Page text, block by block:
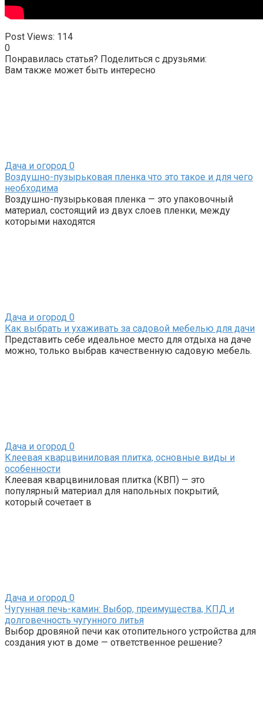
Post Views: 114
0
Понравилась статья? Поделиться с друзьями:
Вам также может быть интересно
Дача и огород 0
Воздушно-пузырьковая пленка что это такое и для чего
необходима
Воздушно-пузырьковая пленка — это упаковочный
материал, состоящий из двух слоев пленки, между
которыми находятся
Дача и огород 0
Как выбрать и ухаживать за садовой мебелью для дачи
Представить себе идеальное место для отдыха на даче
можно, только выбрав качественную садовую мебель.
Дача и огород 0
Клеевая кварцвиниловая плитка, основные виды и
особенности
Клеевая кварцвиниловая плитка (КВП) — это
популярный материал для напольных покрытий,
который сочетает в
Дача и огород 0
Чугунная печь-камин: Выбор, преимущества, КПД и
долговечность чугунного литья
Выбор дровяной печи как отопительного устройства для
создания уют в доме — ответственное решение?